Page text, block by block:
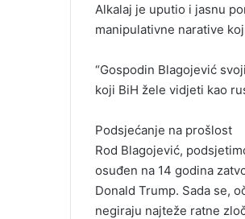
Alkalaj je uputio i jasnu
manipulativne narative
“Gospodin Blagojević
koji BiH žele vidjeti kao
Podsjećanje na prošlost
Rod Blagojević,
osuđen na 14 godina
Donald Trump. Sada se,
negiraju najteže ratne